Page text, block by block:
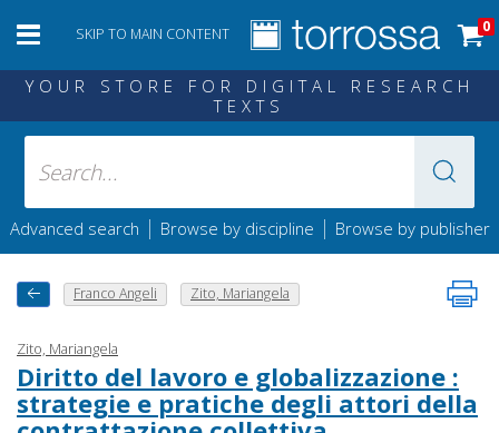
SKIP TO MAIN CONTENT 0
YOUR STORE FOR DIGITAL RESEARCH
TEXTS
Advanced search | Browse by discipline | Browse by publisher
Franco Angeli Zito, Mariangela
Zito, Mariangela
Diritto del lavoro e globalizzazione :
strategie e pratiche degli attori della